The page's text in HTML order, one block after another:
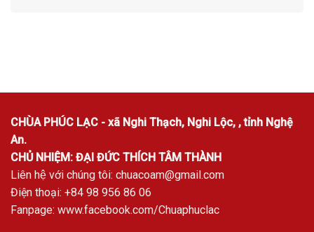
CHÙA PHÚC LẠC - xã Nghi Thạch, Nghi Lộc, , tỉnh Nghệ
An.
CHỦ NHIỆM: ĐẠI ĐỨC THÍCH TÂM THÀNH
Liên hệ với chúng tôi: chuacoam@gmail.com
Điện thoại: +84 98 956 86 06
Fanpage: www.facebook.com/Chuaphuclac